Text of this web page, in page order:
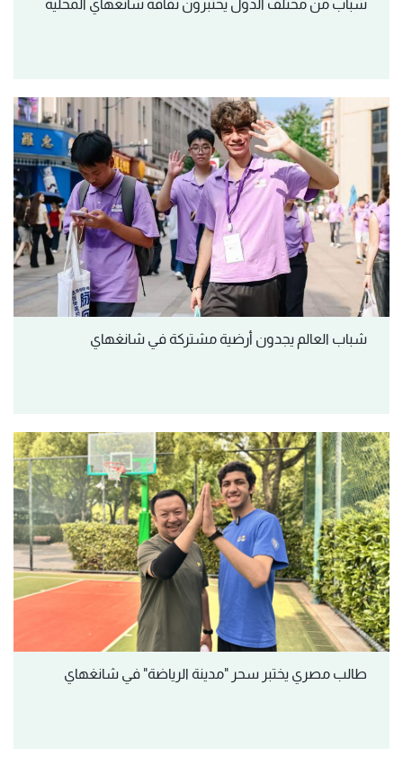
شباب من مختلف الدول يختبرون ثقافة شانغهاي المحلية
شباب العالم يجدون أرضية مشتركة في شانغهاي
طالب مصري يختبر سحر "مدينة الرياضة" في شانغهاي